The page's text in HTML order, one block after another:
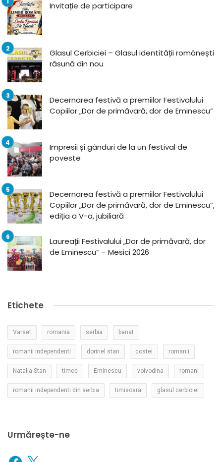
Invitație de participare
Glasul Cerbiciei – Glasul identității românești
răsună din nou
Decernarea festivă a premiilor Festivalului
Copiilor „Dor de primăvară, dor de Eminescu”
Impresii și gânduri de la un festival de
poveste
Decernarea festivă a premiilor Festivalului
Copiilor „Dor de primăvară, dor de Eminescu”,
ediția a V-a, jubiliară
Laureații Festivalului „Dor de primăvară, dor
de Eminescu” – Mesici 2026
Etichete
Varset romania serbia banat
romanii independenti dorinel stan costei romanii
Natalia Stan timoc Eminescu voivodina romani
romanii independenti din serbia timisoara glasul cerbiciei
Urmărește-ne
Facebook
X